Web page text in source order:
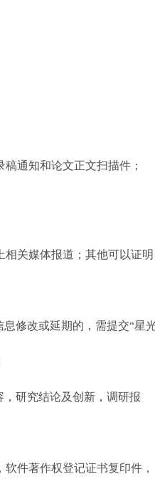
通知和论文正文扫描件；
关媒体报道；其他可以证明
修改或延期的，需提交“星
研究结论及创新，调研报
件著作权登记证书复印件，